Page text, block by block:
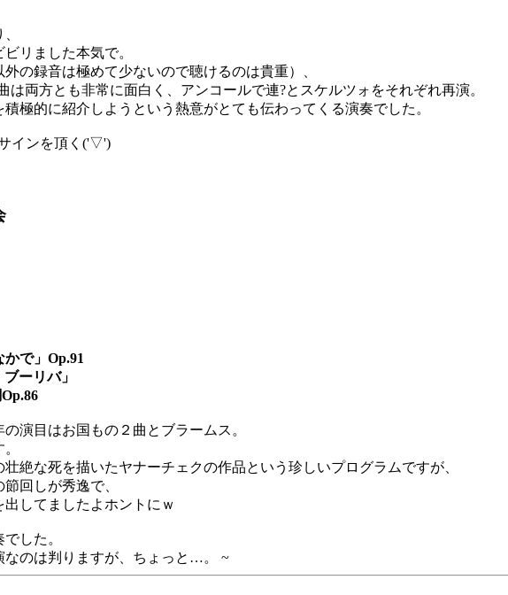
リました本気で。
の録音は極めて少ないので聴けるのは貴重）、
は両方とも非常に面白く、アンコールで連?とスケルツォをそれぞれ再演。
極的に紹介しようという熱意がとても伝わってくる演奏でした。
インを頂く('▽')
で」Op.91
ーリバ」
演目はお国もの２曲とブラームス。
絶な死を描いたヤナーチェクの作品という珍しいプログラムですが、
回しが秀逸で、
してましたよホントにｗ
した。
なのは判りますが、ちょっと…。 ~